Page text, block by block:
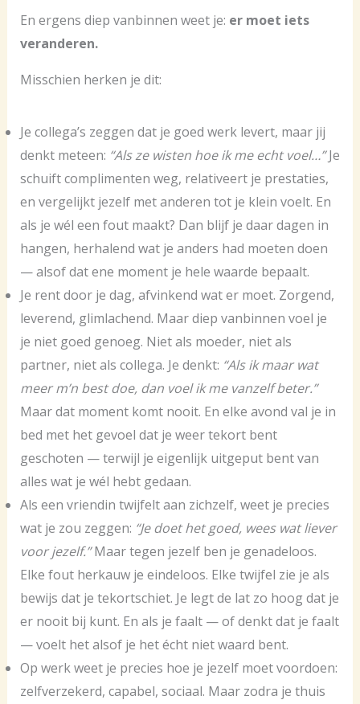
En ergens diep vanbinnen weet je: er moet iets
veranderen.
Misschien herken je dit:
Je collega’s zeggen dat je goed werk levert, maar jij
denkt meteen: “Als ze wisten hoe ik me echt voel…”Je
schuift complimenten weg, relativeert je prestaties,
en vergelijkt jezelf met anderen tot je klein voelt. En
als je wél een fout maakt? Dan blijf je daar dagen in
hangen, herhalend wat je anders had moeten doen
— alsof dat ene moment je hele waarde bepaalt.
Je rent door je dag, afvinkend wat er moet. Zorgend,
leverend, glimlachend. Maar diep vanbinnen voel je
je niet goed genoeg. Niet als moeder, niet als
partner, niet als collega. Je denkt: “Als ik maar wat
meer m’n best doe, dan voel ik me vanzelf beter.”
Maar dat moment komt nooit. En elke avond val je in
bed met het gevoel dat je weer tekort bent
geschoten — terwijl je eigenlijk uitgeput bent van
alles wat je wél hebt gedaan.
Als een vriendin twijfelt aan zichzelf, weet je precies
wat je zou zeggen: “Je doet het goed, wees wat liever
voor jezelf.”Maar tegen jezelf ben je genadeloos.
Elke fout herkauw je eindeloos. Elke twijfel zie je als
bewijs dat je tekortschiet. Je legt de lat zo hoog dat je
er nooit bij kunt. En als je faalt — of denkt dat je faalt
— voelt het alsof je het écht niet waard bent.
Op werk weet je precies hoe je jezelf moet voordoen:
zelfverzekerd, capabel, sociaal. Maar zodra je thuis